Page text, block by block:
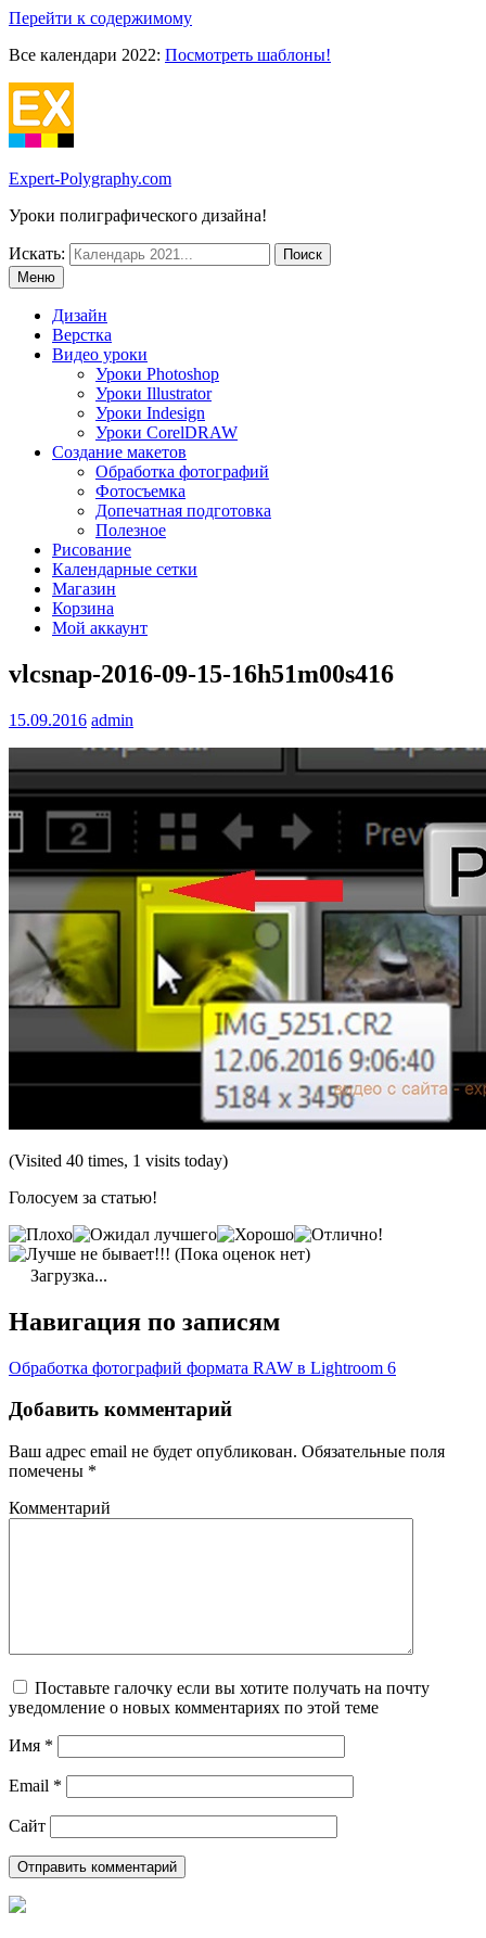
Перейти к содержимому
Все календари 2022: Посмотреть шаблоны!
Expert-Polygraphy.com
Уроки полиграфического дизайна!
Искать:
Меню
Дизайн
Верстка
Видео уроки
Уроки Photoshop
Уроки Illustrator
Уроки Indesign
Уроки CorelDRAW
Создание макетов
Обработка фотографий
Фотосъемка
Допечатная подготовка
Полезное
Рисование
Календарные сетки
Магазин
Корзина
Мой аккаунт
vlcsnap-2016-09-15-16h51m00s416
15.09.2016 admin
(Visited 40 times, 1 visits today)
Голосуем за статью!
(Пока оценок нет)
Загрузка...
Навигация по записям
Обработка фотографий формата RAW в Lightroom 6
Добавить комментарий
Ваш адрес email не будет опубликован. Обязательные поля
помечены *
Комментарий
Поставьте галочку если вы хотите получать на почту
уведомление о новых комментариях по этой теме
Имя *
Email *
Сайт